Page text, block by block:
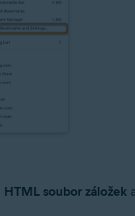
HTML soubor záložek